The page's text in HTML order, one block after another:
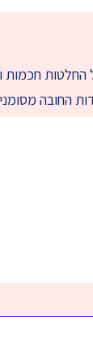
חכמות
החובה